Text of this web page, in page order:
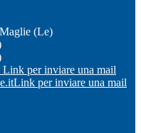
(Le)
Link per inviare una mail
Link per inviare una mail